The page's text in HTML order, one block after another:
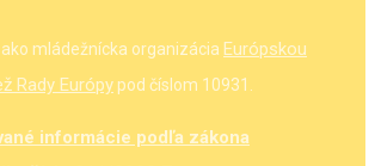
mládežnícka organizácia Európskou
Rady Európy pod číslom 10931.
informácie podľa zákona